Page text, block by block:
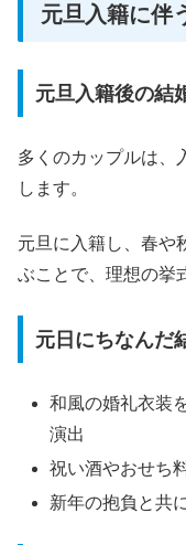
元旦入籍に伴
元旦入籍後の結
多くのカップルは、
します。
元旦に入籍し、春や
ぶことで、理想の挙
元日にちなんだ
和風の婚礼衣装
演出
祝い酒やおせち
新年の抱負と共